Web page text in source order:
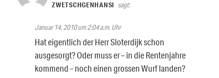
ZWETSCHGENHANSI sagt:
Januar 14, 2010 um 2:04 a.m. Uhr
Hat eigentlich der Herr Sloterdijk schon
ausgesorgt? Oder muss er – in die Rentenjahre
kommend – noch einen grossen Wurf landen?